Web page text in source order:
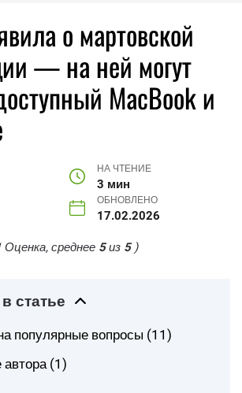
о мартовской
— на ней могут
MacBook и
НА ЧТЕНИЕ
3 мин
ОБНОВЛЕНО
17.02.2026
Оценка, среднее 5из 5)
статье
популярные вопросы (11)
(1)